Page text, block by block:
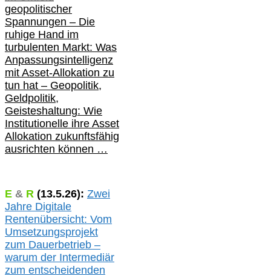
geopolitischer
Spannungen – Die
ruhige Hand im
turbulenten Markt: Was
Anpassungsintelligenz
mit Asset-Allokation zu
tun hat – Geopolitik,
Geldpolitik,
Geisteshaltung: Wie
Institutionelle ihre Asset
Allokation zukunftsfähig
ausrichten können …
E & R (13.5.26): Zwei
Jahre Digitale
Rentenübersicht: Vom
Umsetzungsprojekt
zum Dauerbetrieb –
warum der Intermediär
zum entscheidenden